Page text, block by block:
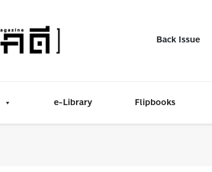
Back Issue
e-Library Flipbooks